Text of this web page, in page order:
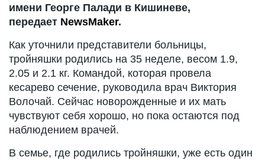
имени Георге Палади в Кишиневе,
передает NewsMaker.
Как уточнили представители больницы,
тройняшки родились на 35 неделе, весом 1.9,
2.05 и 2.1 кг. Командой, которая провела
кесарево сечение, руководила врач Виктория
Волочай. Сейчас новорожденные и их мать
чувствуют себя хорошо, но пока остаются под
наблюдением врачей.
В семье, где родились тройняшки, уже есть один